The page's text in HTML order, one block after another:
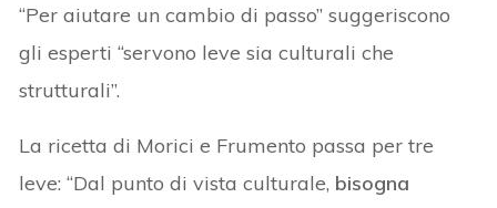
“Per aiutare un cambio di passo” suggeriscono
gli esperti “servono leve sia culturali che
strutturali”.
La ricetta di Morici e Frumento passa per tre
leve: “Dal punto di vista culturale, bisogna